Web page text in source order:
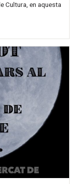
Cultura, en aquesta